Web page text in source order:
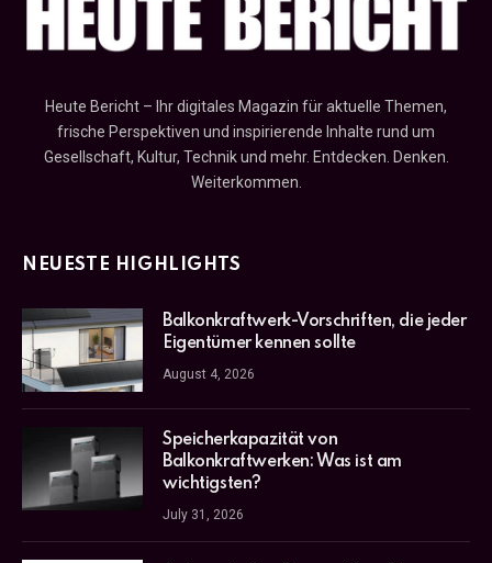
Heute Bericht – Ihr digitales Magazin für aktuelle Themen,
frische Perspektiven und inspirierende Inhalte rund um
Gesellschaft, Kultur, Technik und mehr. Entdecken. Denken.
Weiterkommen.
NEUESTE HIGHLIGHTS
Balkonkraftwerk-Vorschriften, die jeder
Eigentümer kennen sollte
August 4, 2026
Speicherkapazität von
Balkonkraftwerken: Was ist am
wichtigsten?
July 31, 2026